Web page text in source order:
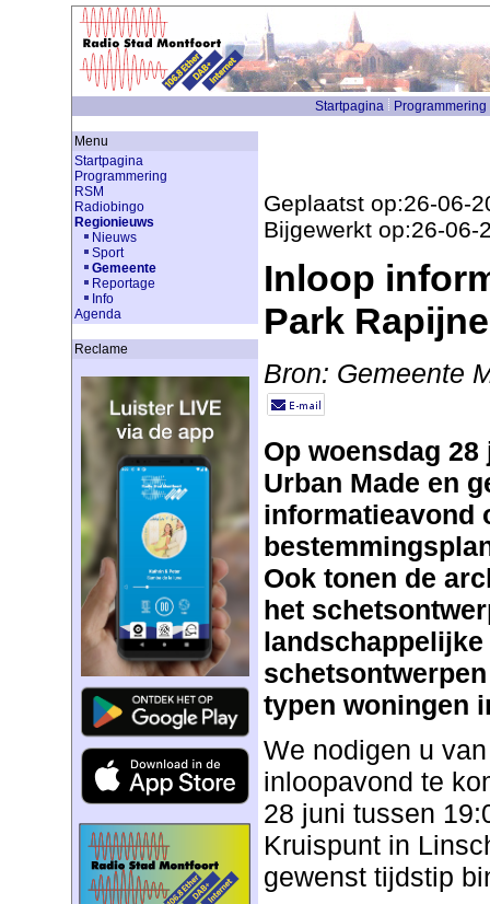
Startpagina Programmering
Menu
Startpagina
Programmering
RSM
Radiobingo
Regionieuws
Nieuws
Sport
Gemeente
Reportage
Info
Agenda
Reclame
Geplaatst op:26-06-
Bijgewerkt op:26-06-
Inloop
Park
Bron: Gemeente
Op woensdag
Urban Made en
informatieavond
Ook tonen de
het
typen woningen
We nodigen u
inloopavond te
28 juni tussen
Kruispunt in
gewenst tijdstip